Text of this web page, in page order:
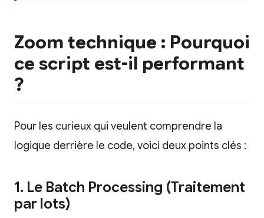
Zoom technique : Pourquoi
ce script est-il performant
?
Pour les curieux qui veulent comprendre la
logique derrière le code, voici deux points clés :
1. Le Batch Processing (Traitement
par lots)